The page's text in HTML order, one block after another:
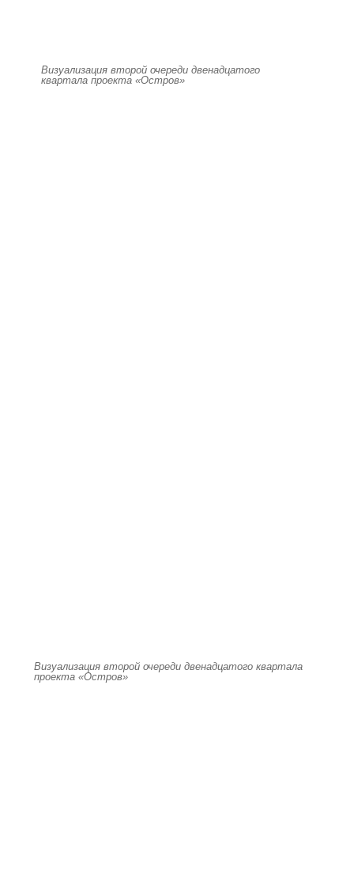
Визуализация второй очереди двенадцатого
квартала проекта «Остров»
Визуализация второй очереди двенадцатого квартала
проекта «Остров»